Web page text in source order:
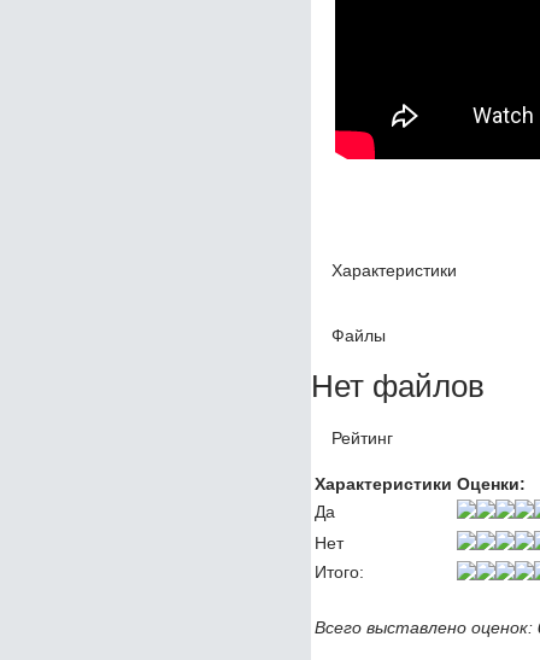
Характеристики
Файлы
Нет файлов
Рейтинг
Характеристики Оценки:
Да
Нет
Итого:
Всего выставлено оценок: